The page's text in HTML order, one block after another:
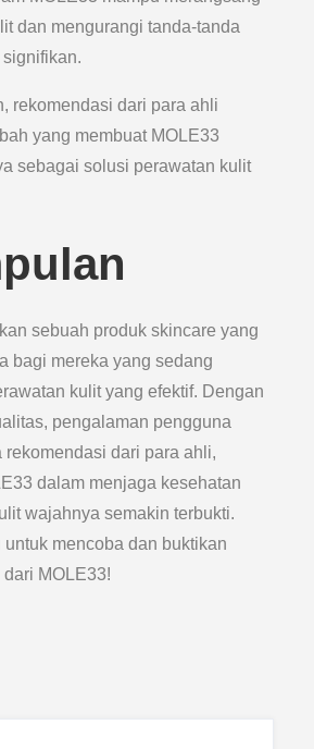
dan mengurangi tanda-tanda
rekomendasi dari para ahli
yang membuat MOLE33
sebagai solusi perawatan kulit
sebuah produk skincare yang
bagi mereka yang sedang
kulit yang efektif. Dengan
pengalaman pengguna
rekomendasi dari para ahli,
dalam menjaga kesehatan
wajahnya semakin terbukti.
mencoba dan buktikan
MOLE33!